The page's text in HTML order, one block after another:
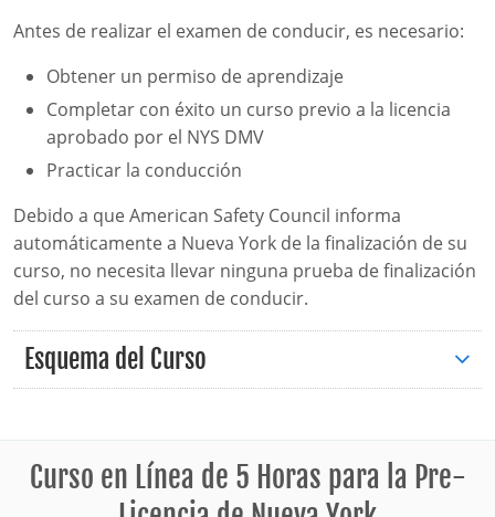
Antes de realizar el examen de conducir, es necesario:
Obtener un permiso de aprendizaje
Completar con éxito un curso previo a la licencia
aprobado por el NYS DMV
Practicar la conducción
Debido a que American Safety Council informa
automáticamente a Nueva York de la finalización de su
curso, no necesita llevar ninguna prueba de finalización
del curso a su examen de conducir.
Esquema del Curso
Curso en Línea de 5 Horas para la Pre-